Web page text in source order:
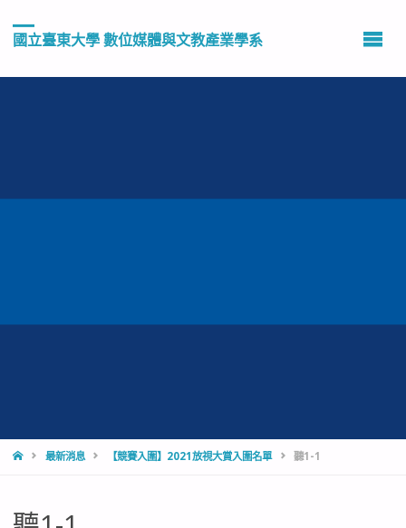
國立臺東大學 數位媒體與文教產業學系
HOME最新消息 【競賽入圍】2021放視大賞入圍名單 聽1-1